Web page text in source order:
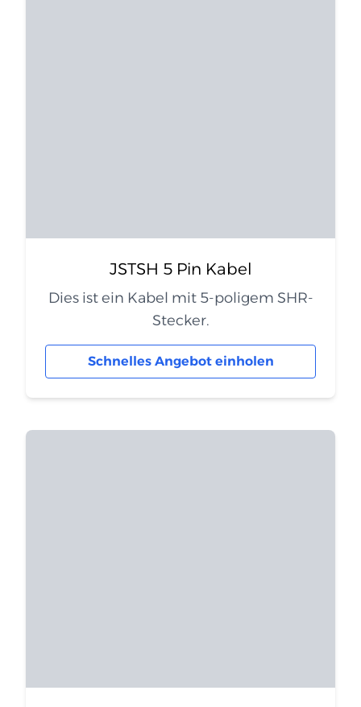
JSTSH 5 Pin Kabel
Dies ist ein Kabel mit 5-poligem SHR-
Stecker.
Schnelles Angebot einholen